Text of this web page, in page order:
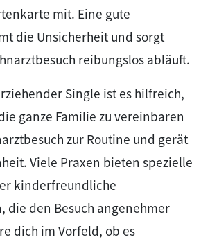
mit. Eine gute
die Unsicherheit und sorgt
reibungslos abläuft.
Single ist es hilfreich,
ganze Familie zu vereinbaren
zur Routine und gerät
Viele Praxen bieten spezielle
kinderfreundliche
die den Besuch angenehmer
dich im Vorfeld, ob es